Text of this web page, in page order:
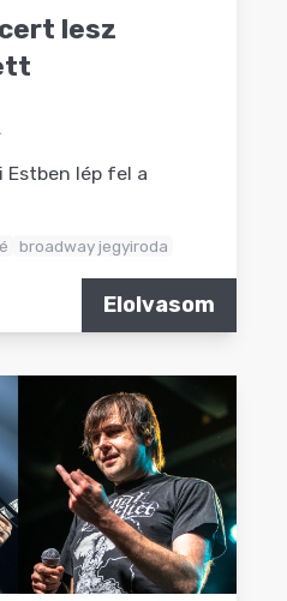
lesz
Estben lép fel a
broadway jegyiroda
Elolvasom